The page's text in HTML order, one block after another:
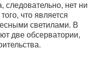
нет ни
что является
светилами. В
две обсерватории,